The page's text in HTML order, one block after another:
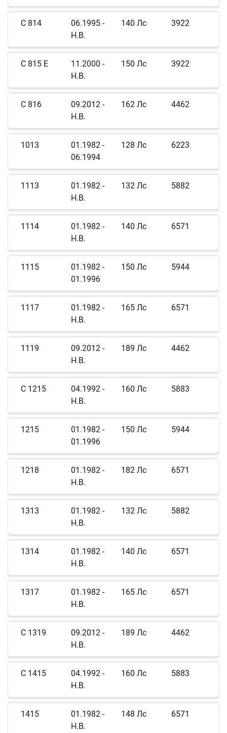
C 814
06.1995 -
Н.В.
140 Лс 3922
C 815 E
11.2000 -
Н.В.
150 Лс 3922
C 816
09.2012 -
Н.В.
162 Лс 4462
1013
01.1982 -
06.1994
128 Лс 6223
1113
01.1982 -
Н.В.
132 Лс 5882
1114
01.1982 -
Н.В.
140 Лс 6571
1115
01.1982 -
01.1996
150 Лс 5944
1117
01.1982 -
Н.В.
165 Лс 6571
1119
09.2012 -
Н.В.
189 Лс 4462
C 1215
04.1992 -
Н.В.
160 Лс 5883
1215
01.1982 -
01.1996
150 Лс 5944
1218
01.1982 -
Н.В.
182 Лс 6571
1313
01.1982 -
Н.В.
132 Лс 5882
1314
01.1982 -
Н.В.
140 Лс 6571
1317
01.1982 -
Н.В.
165 Лс 6571
C 1319
09.2012 -
Н.В.
189 Лс 4462
C 1415
04.1992 -
Н.В.
160 Лс 5883
1415
01.1982 -
Н.В.
148 Лс 6571